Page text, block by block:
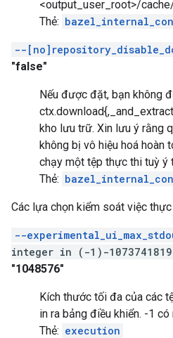
<output_user_root>/
Thẻ:
--
"false"
Nếu được đặt, bạn không
kho lưu trữ. Xin lưu ý rằng
không bị vô hiệu hoá hoàn
chạy một tệp thực thi tuỳ ý
Thẻ:
Các lựa chọn kiểm soát việc
--
integer in (-1)-1073741819
"1048576"
Kích thước tối đa của các
in ra bảng điều khiển. -1
Thẻ: execution